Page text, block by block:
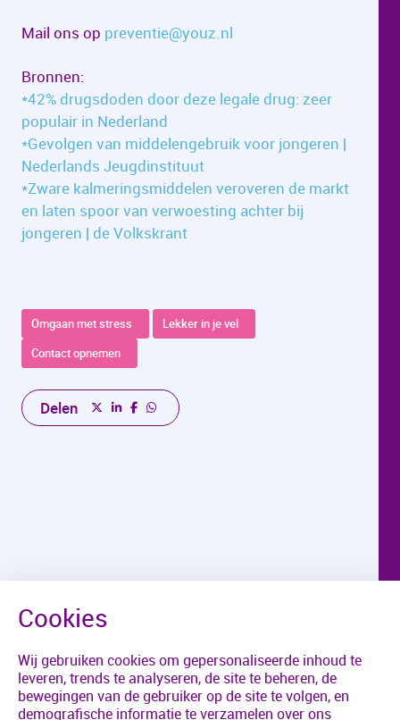
Mail ons op preventie@youz.nl
Bronnen:
*42% drugsdoden door deze legale drug: zeer
populair in Nederland
*Gevolgen van middelengebruik voor jongeren |
Nederlands Jeugdinstituut
*Zware kalmeringsmid­delen veroveren de markt
en laten spoor van ver­woesting achter bij
jongeren | de Volkskrant
Omgaan met stress
Lekker in je vel
Contact opnemen
Delen
Wij gebruiken cookies om gepersonaliseerde inhoud te
leveren, trends te analyseren, de site te beheren, de
bewegingen van de gebruiker op de site te volgen, en
demografische informatie te verzamelen over ons